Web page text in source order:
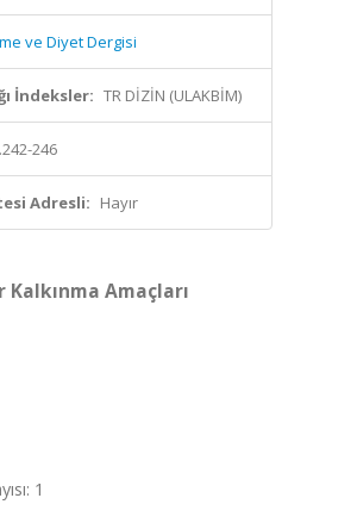
ve Diyet Dergisi
İndeksler: TR DİZİN (ULAKBİM)
246
Adresli: Hayır
Amaçları
1